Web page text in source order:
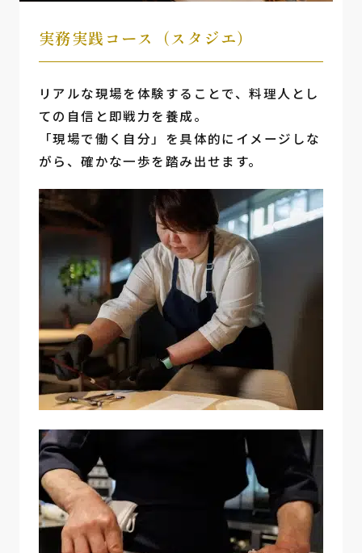
実務実践コース（スタジエ）
リアルな現場を体験することで、料理人とし
ての自信と即戦力を養成。
「現場で働く自分」を具体的にイメージしな
がら、確かな一歩を踏み出せます。